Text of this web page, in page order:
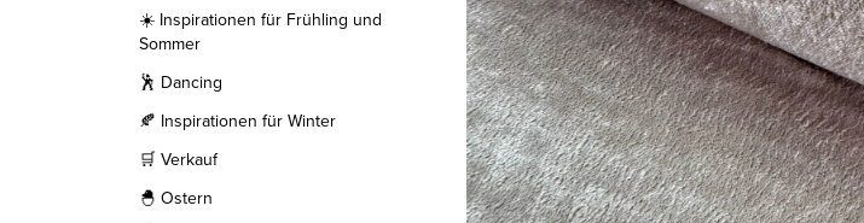
☀️ Inspirationen für Frühling und
Sommer
🕺 Dancing
🍂 Inspirationen für Winter
🛒 Verkauf
🐣 Ostern